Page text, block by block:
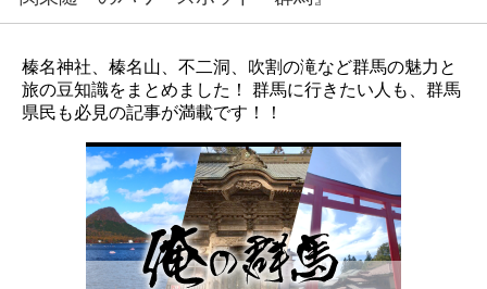
榛名神社、榛名山、不二洞、吹割の滝など群馬の魅力と
旅の豆知識をまとめました！ 群馬に行きたい人も、群馬
県民も必見の記事が満載です！！